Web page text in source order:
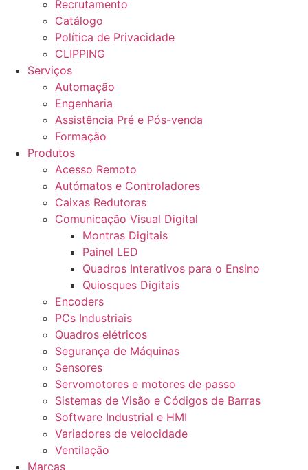
Recrutamento
Catálogo
Política de Privacidade
CLIPPING
Serviços
Automação
Engenharia
Assistência Pré e Pós-venda
Formação
Produtos
Acesso Remoto
Autómatos e Controladores
Caixas Redutoras
Comunicação Visual Digital
Montras Digitais
Painel LED
Quadros Interativos para o Ensino
Quiosques Digitais
Encoders
PCs Industriais
Quadros elétricos
Segurança de Máquinas
Sensores
Servomotores e motores de passo
Sistemas de Visão e Códigos de Barras
Software Industrial e HMI
Variadores de velocidade
Ventilação
Marcas